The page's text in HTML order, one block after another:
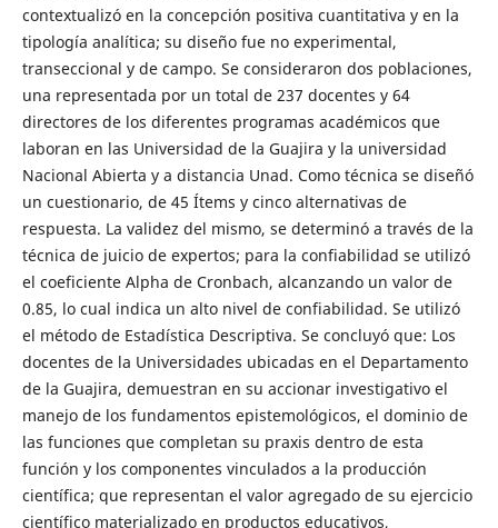
contextualizó en la concepción positiva cuantitativa y en la
tipología analítica; su diseño fue no experimental,
transeccional y de campo. Se consideraron dos poblaciones,
una representada por un total de 237 docentes y 64
directores de los diferentes programas académicos que
laboran en las Universidad de la Guajira y la universidad
Nacional Abierta y a distancia Unad. Como técnica se diseñó
un cuestionario, de 45 Ítems y cinco alternativas de
respuesta. La validez del mismo, se determinó a través de la
técnica de juicio de expertos; para la confiabilidad se utilizó
el coeficiente Alpha de Cronbach, alcanzando un valor de
0.85, lo cual indica un alto nivel de confiabilidad. Se utilizó
el método de Estadística Descriptiva. Se concluyó que: Los
docentes de la Universidades ubicadas en el Departamento
de la Guajira, demuestran en su accionar investigativo el
manejo de los fundamentos epistemológicos, el dominio de
las funciones que completan su praxis dentro de esta
función y los componentes vinculados a la producción
científica; que representan el valor agregado de su ejercicio
científico materializado en productos educativos,